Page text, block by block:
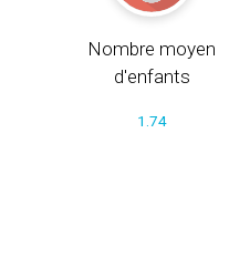
Nombre moyen
d'enfants
1.74